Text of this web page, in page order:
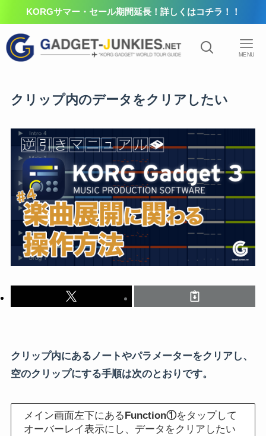
KORGサマー・セール期間延長！詳しくはコチラ！！
MENU
クリップ内のデータをクリアしたい
クリップ内にあるノートやパラメーターをクリアし、
空のクリップにする手順は次のとおりです。
メイン画面左下にある Function①をタップして
オーバーレイ表示にし、データをクリアしたい